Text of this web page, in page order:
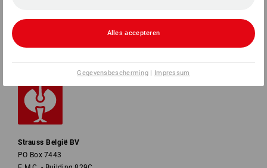
Strauss België BV
PO Box 7443
Alles accepteren
Gegevensbescherming | Impressum